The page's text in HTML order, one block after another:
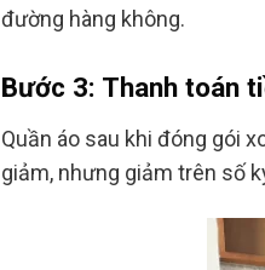
đường hàng không.
Bước 3: Thanh toán
Quần áo sau khi đóng gói
giảm, nhưng giảm trên số